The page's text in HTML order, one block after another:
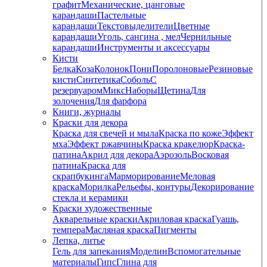
графитМеханические, цанговые
карандашиПастельные
карандашиТекстовыделителиЦветные
карандашиУголь, сангина , мелЧернильные
карандашиИнструменты и аксессуары
Кисти
БелкаКозаКолонокПониПоролоновыеРезиновые
кистиСинтетикаСобольС
резервуаромМиксНаборыЩетинаДля
золоченияДля фарфора
Книги, журналы
Краски для декора
Краска для свечей и мылаКраска по кожеЭффект
мхаЭффект ржавчиныКраска кракелюрКраска-
патинаАкрил для декораАэрозольВосковая
патинаКраска для
скрапбукингаМарморированиеМеловая
краскаМорилкаРельефы, контурыДекорирование
стекла и керамики
Краски художественные
Акварельные краскиАкриловая краскаГуашь,
темпераМасляная краскаПигменты
Лепка, литье
Гель для запеканияМоделинВспомогательные
материалыГипсГлина для